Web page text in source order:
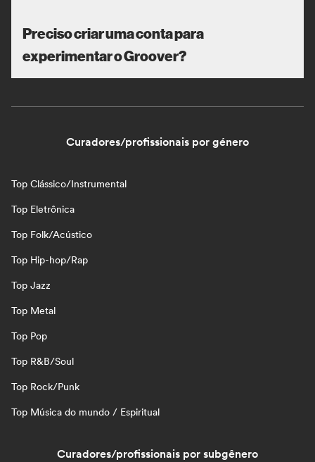
Preciso criar uma conta para
experimentar o Groover?
Curadores/profissionais por género
Top Clássico/Instrumental
Top Eletrônica
Top Folk/Acústico
Top Hip-hop/Rap
Top Jazz
Top Metal
Top Pop
Top R&B/Soul
Top Rock/Punk
Top Música do mundo / Espiritual
Curadores/profissionais por subgênero